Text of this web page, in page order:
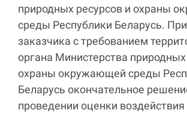
природных ресурсов и охраны
среды Республики Беларусь.
заказчика с требованием
органа Министерства природных
охраны окружающей среды
Беларусь окончательное
проведении оценки